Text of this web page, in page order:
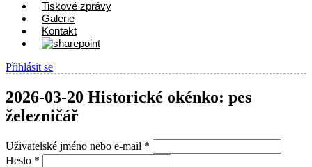
Tiskové zprávy
Galerie
Kontakt
Přihlásit se
2026-03-20 Historické okénko: pes
železničář
Uživatelské jméno nebo e-mail *
Heslo *